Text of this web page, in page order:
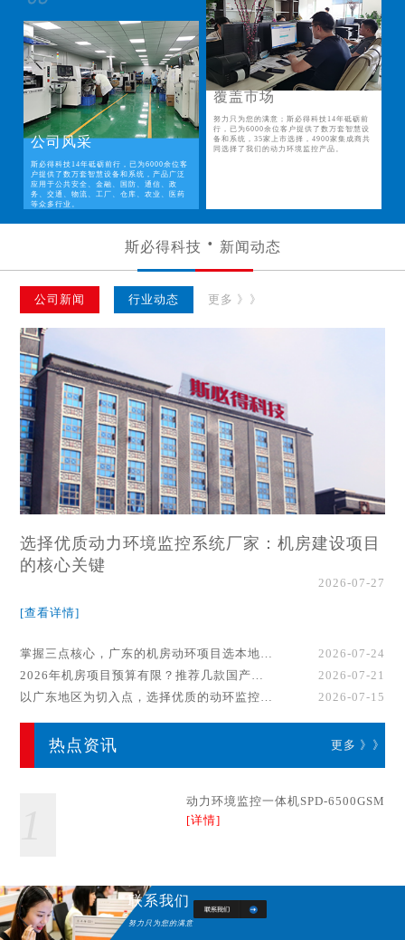
公司风采
斯必得科技14年砥砺前行，已为6000余位客
户提供了数万套智慧设备和系统，产品广泛
应用于公共安全、金融、国防、通信、政
务、交通、物流、工厂、仓库、农业、医药
等众多行业。
覆盖市场
努力只为您的满意；斯必得科技14年砥砺前
行，已为6000余位客户提供了数万套智慧设
备和系统，35家上市选择，4900家集成商共
同选择了我们的动力环境监控产品。
斯必得科技 新闻动态
公司新闻 行业动态 更多 》》
选择优质动力环境监控系统厂家：机房建设项目
的核心关键
2026-07-27
[查看详情]
掌握三点核心，广东的机房动环项目选本地厂家事半功倍！
2026-07-24
2026年机房项目预算有限？推荐几款国产动环监控系统品牌
2026-07-21
以广东地区为切入点，选择优质的动环监控系统厂家
2026-07-15
热点资讯 更多 》》
动力环境监控一体机SPD-6500GSM
[详情]
联系我们
努力只为您的满意